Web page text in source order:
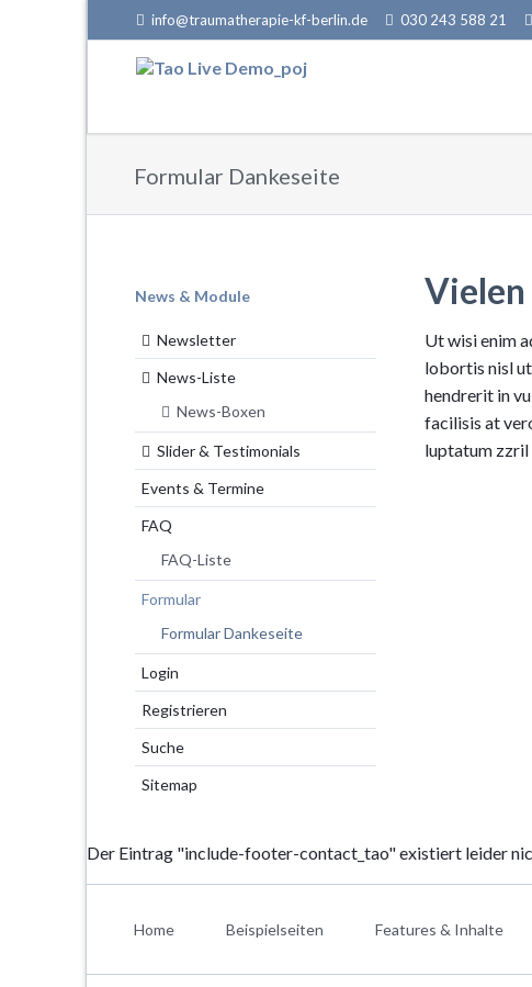
info@traumatherapie-kf-berlin.de 030 243 588 21
Formular Dankeseite
Ut wisi enim
lobortis nisl
hendrerit in
facilisis at
luptatum zzril
Navigation
News & Module
Newsletter
News-Liste
News-Boxen
Slider & Testimonials
Events & Termine
FAQ
FAQ-Liste
Formular
Formular Dankeseite
Login
Registrieren
Suche
Sitemap
Der Eintrag "include-footer-contact_tao" existiert leider
Home Beispielseiten Features & Inhalte